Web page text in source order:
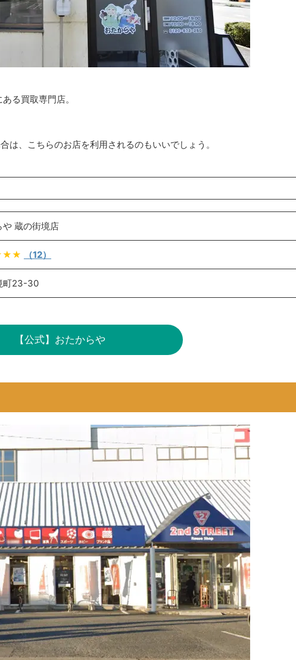
る買取専門店。
は、こちらのお店を利用されるのもいいでしょう。
や 蔵の街境店
（12）
町23-30
【公式】おたからや